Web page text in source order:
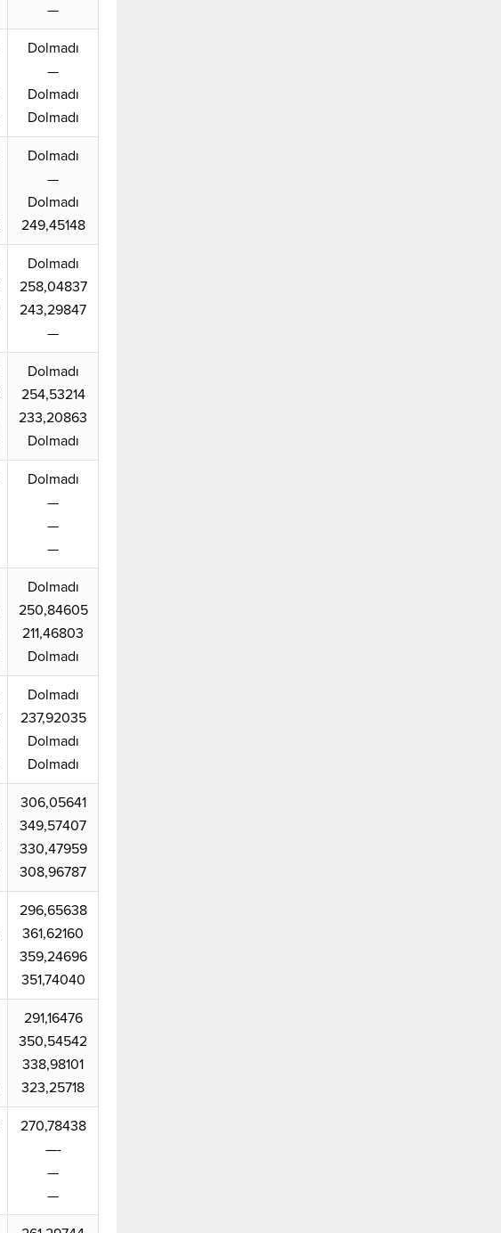
—
Dolmadı
—
Dolmadı
Dolmadı
Dolmadı
—
Dolmadı
249,45148
Dolmadı
258,04837
243,29847
—
Dolmadı
254,53214
233,20863
Dolmadı
Dolmadı
—
—
—
Dolmadı
250,84605
211,46803
Dolmadı
Dolmadı
237,92035
Dolmadı
Dolmadı
306,05641
349,57407
330,47959
308,96787
296,65638
361,62160
359,24696
351,74040
291,16476
350,54542
338,98101
323,25718
270,78438
—-
—
—